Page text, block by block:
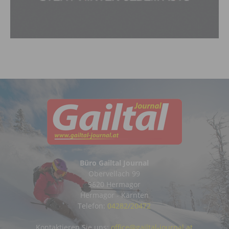
Büro Gailtal Journal
Obervellach 99
9620 Hermagor
Hermagor - Kärnten
Telefon: 04282/20472